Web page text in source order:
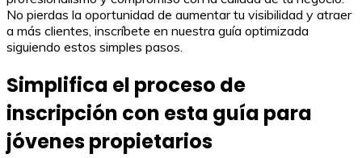
No pierdas la oportunidad de aumentar tu visibilidad y atraer
a más clientes, inscríbete en nuestra guía optimizada
siguiendo estos simples pasos.
Simplifica el proceso de
inscripción con esta guía para
jóvenes propietarios